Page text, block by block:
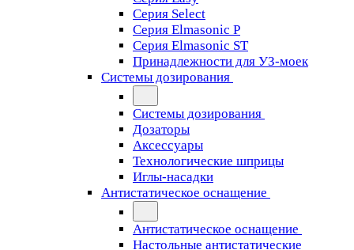
Серия Select
Серия Elmasonic P
Серия Elmasonic ST
Принадлежности для УЗ-моек
Системы дозирования
Системы дозирования
Дозаторы
Аксессуары
Технологические шприцы
Иглы-насадки
Антистатическое оснащение
Антистатическое оснащение
Настольные антистатические